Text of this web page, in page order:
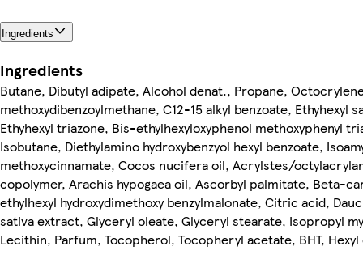
Ingredients
Ingredients
Butane, Dibutyl adipate, Alcohol denat., Propane,
methoxydibenzoylmethane, C12-15 alkyl benzoate, Ethyhexyl
Ethyhexyl triazone, Bis-ethylhexyloxyphenol methoxyphenyl
Isobutane, Diethylamino hydroxybenzyol hexyl benzoate,
methoxycinnamate, Cocos nucifera oil, Acrylstes/
copolymer, Arachis hypogaea oil, Ascorbyl palmitate, Beta-
ethylhexyl hydroxydimethoxy benzylmalonate, Citric acid,
sativa extract, Glyceryl oleate, Glyceryl stearate, Isopropyl
Lecithin, Parfum, Tocopherol, Tocopheryl acetate, BHT,